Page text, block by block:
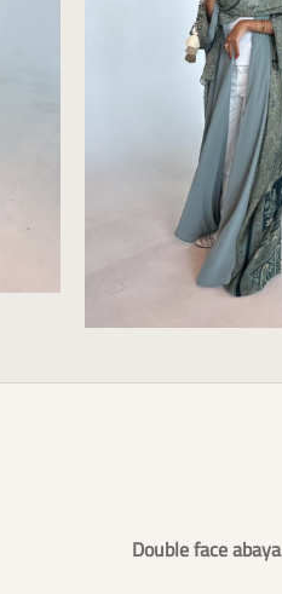
Double face abaya